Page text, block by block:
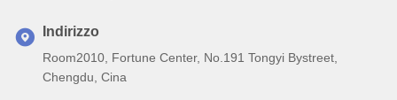
Indirizzo
Room2010, Fortune Center, No.191 Tongyi Bystreet,
Chengdu, Cina